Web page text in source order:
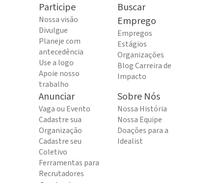
Participe
Nossa visão
Divulgue
Planeje com
antecedência
Use a logo
Apoie nosso
trabalho
Buscar
Emprego
Empregos
Estágios
Organizações
Blog Carreira de
Impacto
Anunciar
Vaga ou Evento
Cadastre sua
Organização
Cadastre seu
Coletivo
Ferramentas para
Recrutadores
Sobre Nós
Nossa História
Nossa Equipe
Doações para a
Idealist